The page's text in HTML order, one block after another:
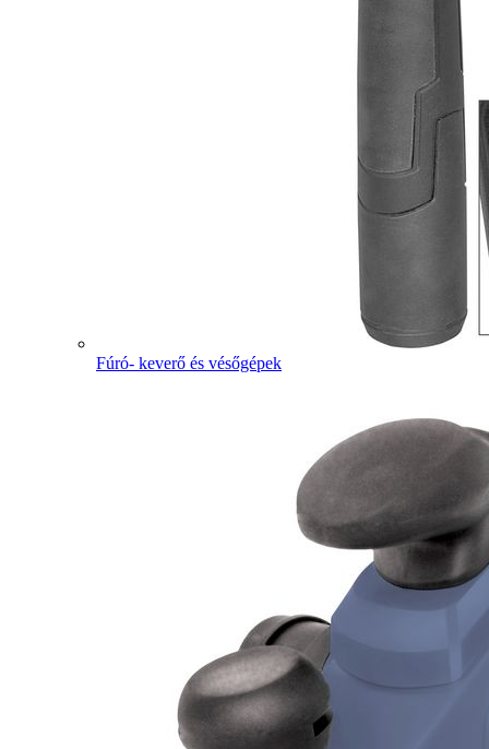
Fúró- keverő és vésőgépek